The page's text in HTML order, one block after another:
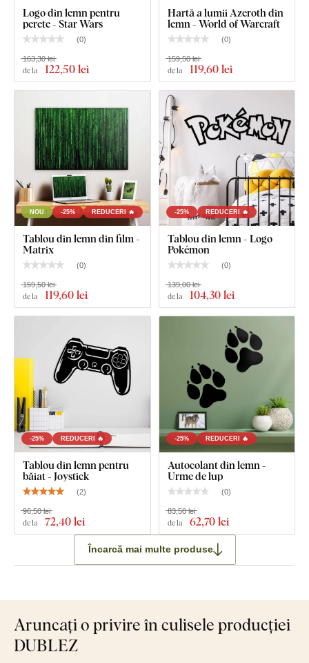
Placa respectă standardul european de emisii E1
– este
sigură,potrivită pentru interior (inclusiv camera copiilor).
Ce este inclus în pachet?
Simbol din lemn pentru perete - The Witcher
Logo din lemn pentru
perete - Star Wars
(0)
de la 122,50 lei
163,30 lei
Hartă a lumii Azeroth din
lemn - World of Warcraft
(0)
de la 119,60 lei
159,50 lei
NOU -25% REDUCERI 🔥
Tablou din lemn din film -
Matrix
(0)
de la 119,60 lei
159,50 lei
-25% REDUCERI 🔥
Tablou din lemn - Logo
Pokémon
(0)
de la 104,30 lei
139,00 lei
-25% REDUCERI 🔥
Tablou din lemn pentru
băiat - Joystick
(2)
de la 72,40 lei
96,50 lei
-25% REDUCERI 🔥
Autocolant din lemn -
Urme de lup
(0)
de la 62,70 lei
83,50 lei
Încarcă mai multe produse
Aruncați o privire în culisele producției
DUBLEZ